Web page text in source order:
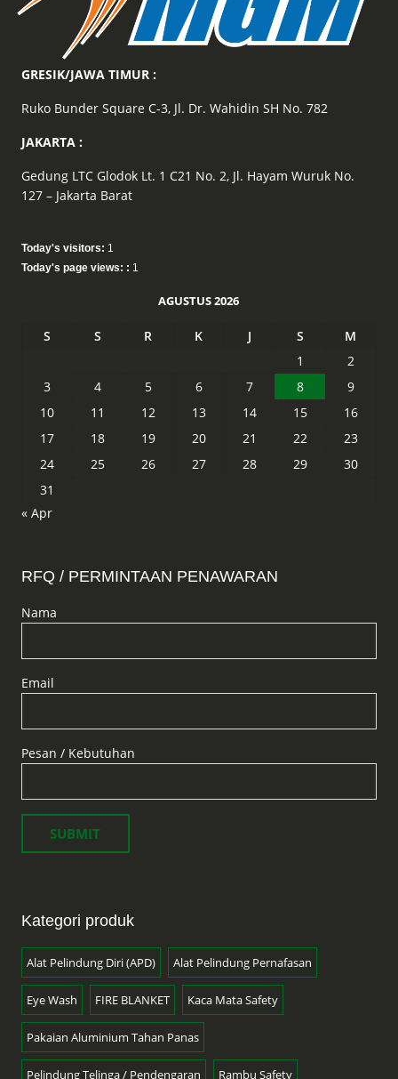
GRESIK/JAWA TIMUR :
Ruko Bunder Square C-3, Jl. Dr. Wahidin SH No. 782
JAKARTA :
Gedung LTC Glodok Lt. 1 C21 No. 2, Jl. Hayam Wuruk No.
127 – Jakarta Barat
Today's visitors: 1
Today's page views: : 1
AGUSTUS 2026
S S R K J S
M
1
2
3
4 5 6 7 8
9
10
11 12 13 14 15
16
17
18 19 20 21 22
23
24
25 26 27 28 29
30
31
« Apr
RFQ / PERMINTAAN PENAWARAN
Nama
Email
Pesan / Kebutuhan
Kategori produk
Alat Pelindung Diri (APD) Alat Pelindung Pernafasan
Eye Wash FIRE BLANKET Kaca Mata Safety
Pakaian Aluminium Tahan Panas
Pelindung Telinga / Pendengaran Rambu Safety